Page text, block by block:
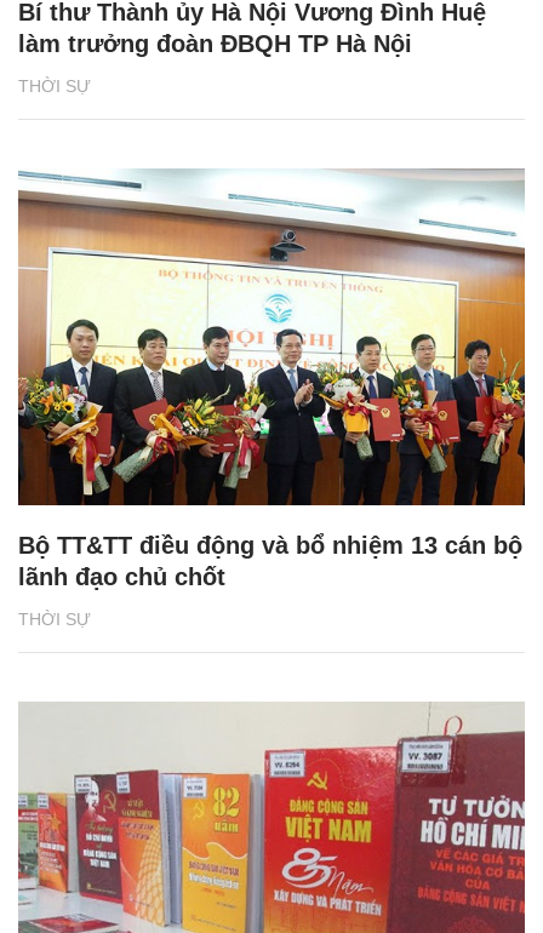
THỜI SỰ
Bí thư Thành ủy Hà Nội Vương Đình Huệ
làm trưởng đoàn ĐBQH TP Hà Nội
THỜI SỰ
Bộ TT&TT điều động và bổ nhiệm 13 cán bộ
lãnh đạo chủ chốt